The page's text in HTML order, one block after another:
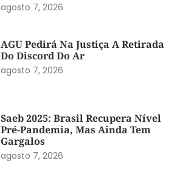
agosto 7, 2026
AGU Pedirá Na Justiça A Retirada
Do Discord Do Ar
agosto 7, 2026
Saeb 2025: Brasil Recupera Nível
Pré-Pandemia, Mas Ainda Tem
Gargalos
agosto 7, 2026